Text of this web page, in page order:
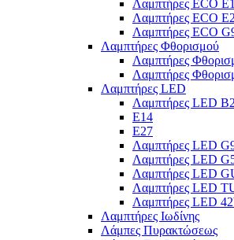
Λαμπτήρες ECO
Λαμπτήρες ECO
Λαμπτήρες ECO
Λαμπτήρες Φθορισμού
Λαμπτήρες
Λαμπτήρες
Λαμπτήρες LED
Λαμπτήρες LED
E14
E27
Λαμπτήρες LED
Λαμπτήρες LED
Λαμπτήρες LED
Λαμπτήρες LED
Λαμπτήρες LED
Λαμπτήρες Ιωδίνης
Λάμπες Πυρακτώσεως